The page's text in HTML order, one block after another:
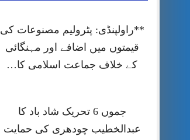
**راولپنڈی: پٹرولیم مصنوعات کی
قیمتوں میں اضافے اور مہنگائی
کے خلاف جماعت اسلامی کا…
جموں 6 تحریک شاد باد کا
عبدالخطیب چودھری کی حمایت